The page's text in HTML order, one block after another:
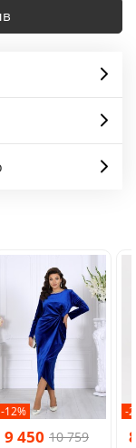
-12%
9 450 10 759
-